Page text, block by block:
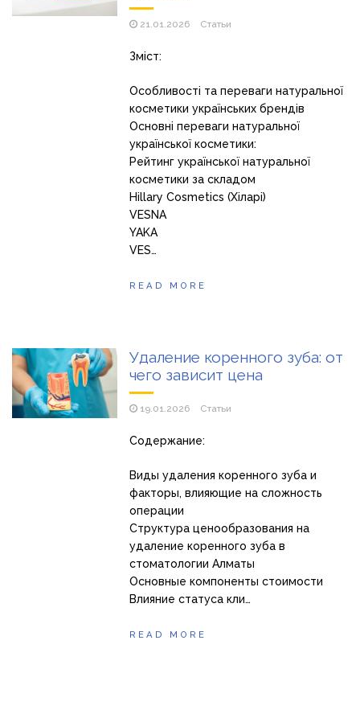
21.01.2026 Статьи
Зміст:
Особливості та переваги натуральної
косметики українських брендів
Основні переваги натуральної
української косметики:
Рейтинг української натуральної
косметики за складом
Hillary Cosmetics (Хіларі)
VESNA
YAKA
VES…
READ MORE
Удаление коренного зуба: от
чего зависит цена
19.01.2026 Статьи
Содержание:
Виды удаления коренного зуба и
факторы, влияющие на сложность
операции
Структура ценообразования на
удаление коренного зуба в
стоматологии Алматы
Основные компоненты стоимости
Влияние статуса кли…
READ MORE